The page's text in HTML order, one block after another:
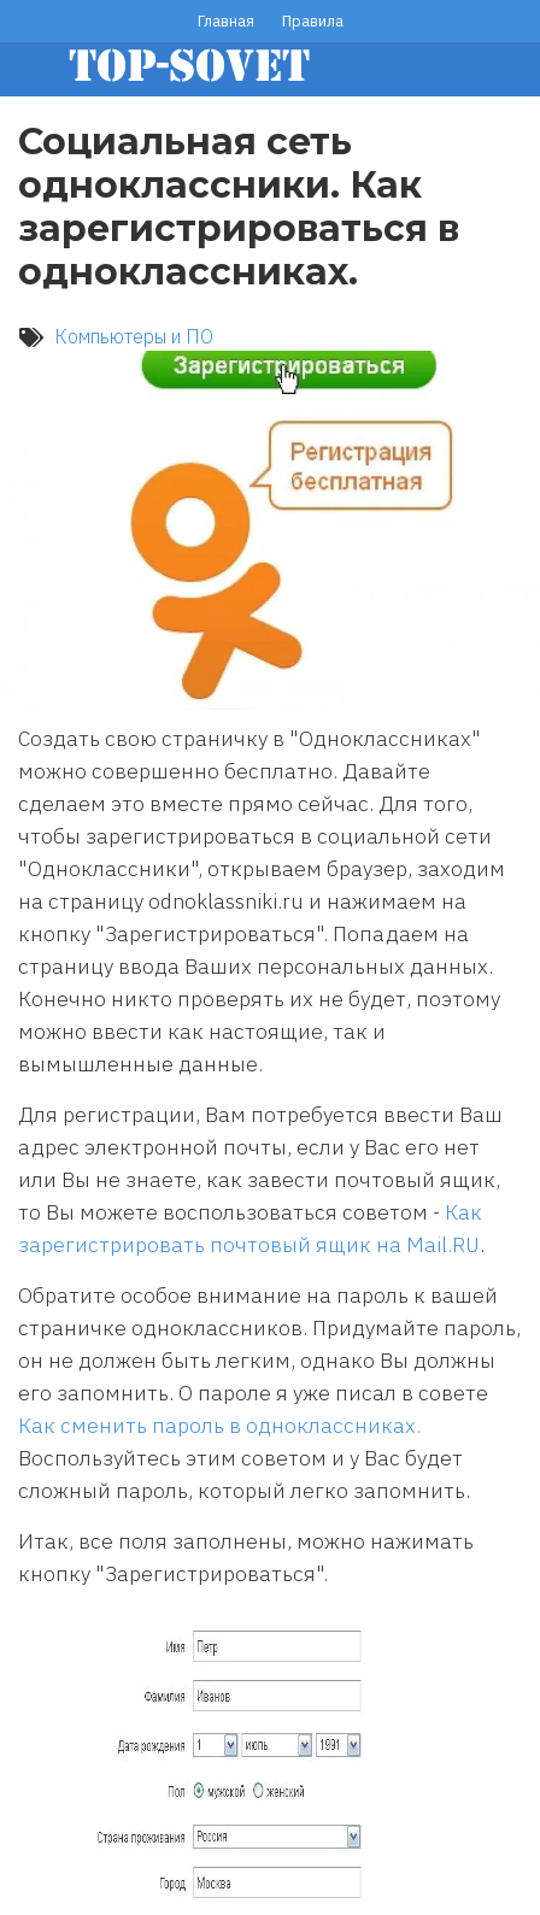
основному
содержанию
footer
menu
Главная Правила
Социальная сеть
одноклассники. Как
зарегистрироваться в
одноклассниках.
Компьютеры и ПО
Создать свою страничку в "Одноклассниках"
можно совершенно бесплатно. Давайте
сделаем это вместе прямо сейчас. Для того,
чтобы зарегистрироваться в социальной сети
"Одноклассники", открываем браузер, заходим
на страницу odnoklassniki.ru и нажимаем на
кнопку "Зарегистрироваться". Попадаем на
страницу ввода Ваших персональных данных.
Конечно никто проверять их не будет, поэтому
можно ввести как настоящие, так и
вымышленные данные.
Для регистрации, Вам потребуется ввести Ваш
адрес электронной почты, если у Вас его нет
или Вы не знаете, как завести почтовый ящик,
то Вы можете воспользоваться советом - Как
зарегистрировать почтовый ящик на Mail.RU.
Обратите особое внимание на пароль к вашей
страничке одноклассников. Придумайте пароль,
он не должен быть легким, однако Вы должны
его запомнить. О пароле я уже писал в совете
Как сменить пароль в одноклассниках.
Воспользуйтесь этим советом и у Вас будет
сложный пароль, который легко запомнить.
Итак, все поля заполнены, можно нажимать
кнопку "Зарегистрироваться".